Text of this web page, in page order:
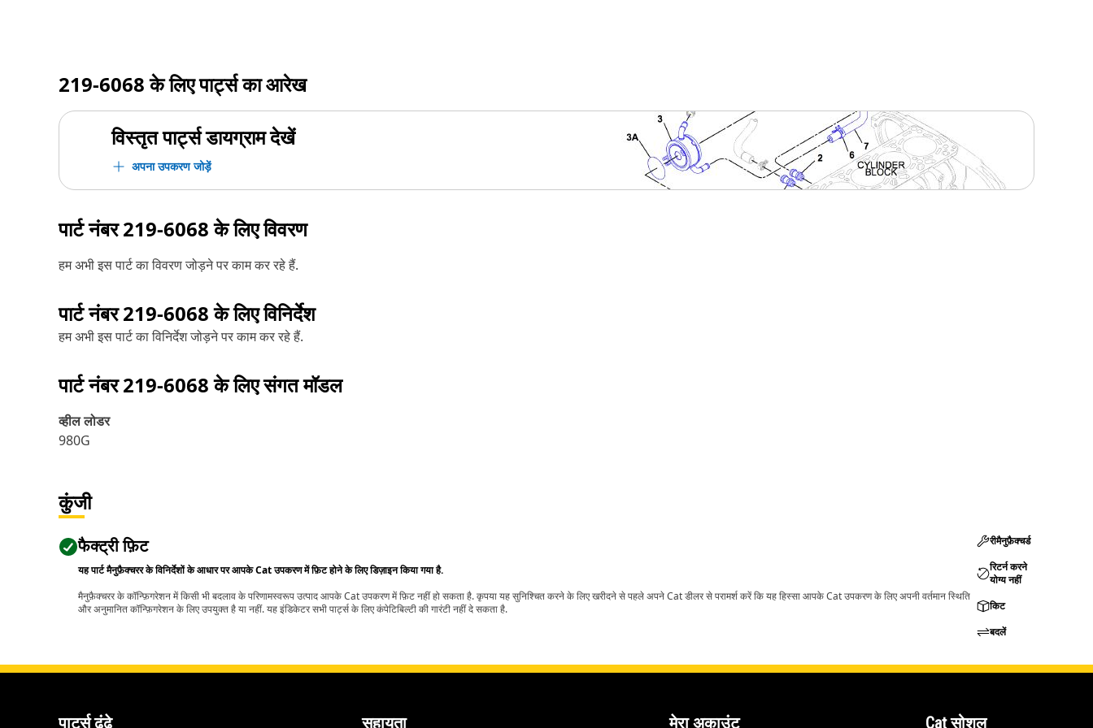
219-6068के लिए पार्ट्स का आरेख
विस्तृत पार्ट्स डायग्राम देखें
अपना उपकरण जोड़ें
पार्ट नंबर219-6068के लिए विवरण
हम अभी इस पार्ट का विवरण जोड़ने पर काम कर रहे हैं.
पार्ट नंबर219-6068के लिए विनिर्देश
हम अभी इस पार्ट का विनिर्देश जोड़ने पर काम कर रहे हैं.
पार्ट नंबर219-6068के लिए संगत मॉडल
व्हील लोडर
980G
कुंजी
फैक्ट्री फ़िट
यह पार्ट मैनुफ़ैक्चरर के विनिर्देशों के आधार पर आपके Cat उपकरण में फ़िट होने के लिए डिज़ाइन किया गया है.
मैनुफ़ैक्चरर के कॉन्फ़िगरेशन में किसी भी बदलाव के परिणामस्वरूप उत्पाद आपके Cat उपकरण में फ़िट नहीं हो सकता है. कृपया यह सुनिश्चित करने के लिए खरीदने से पहले अपने Cat डीलर से परामर्श करें कि यह हिस्सा आपके Cat उपकरण के लिए अपनी वर्तमान स्थिति
और अनुमानित कॉन्फ़िगरेशन के लिए उपयुक्त है या नहीं. यह इंडिकेटर सभी पार्ट्स के लिए कंपेटिबिल्टी की गारंटी नहीं दे सकता है.
रीमैनुफ़ैक्चर्ड
रिटर्न करने
योग्य नहीं
किट
बदलें
पार्ट्स ढूंढे सहायता मेरा अकाउंट Cat सोशल